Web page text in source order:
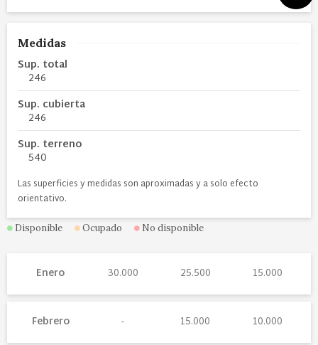
Medidas
Sup. total
246
Sup. cubierta
246
Sup. terreno
540
Las superficies y medidas son aproximadas y a solo efecto
orientativo.
Disponible Ocupado No disponible
Enero 30.000 25.500 15.000
Febrero 15.000 10.000